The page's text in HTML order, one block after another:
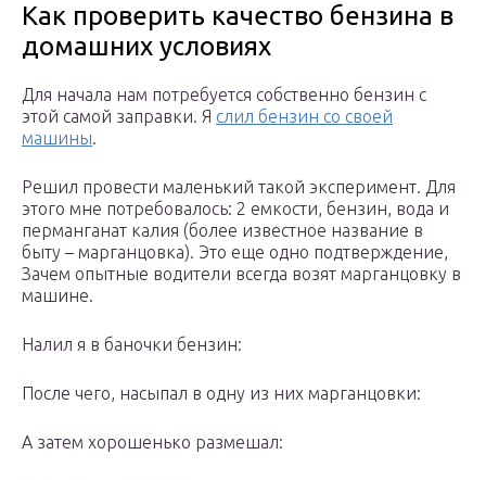
Как проверить качество бензина в
домашних условиях
Для начала нам потребуется собственно бензин с
этой самой заправки. Я слил бензин со своей
машины.
Решил провести маленький такой эксперимент. Для
этого мне потребовалось: 2 емкости, бензин, вода и
перманганат калия (более известное название в
быту – марганцовка). Это еще одно подтверждение,
Зачем опытные водители всегда возят марганцовку в
машине.
Налил я в баночки бензин:
После чего, насыпал в одну из них марганцовки:
А затем хорошенько размешал: